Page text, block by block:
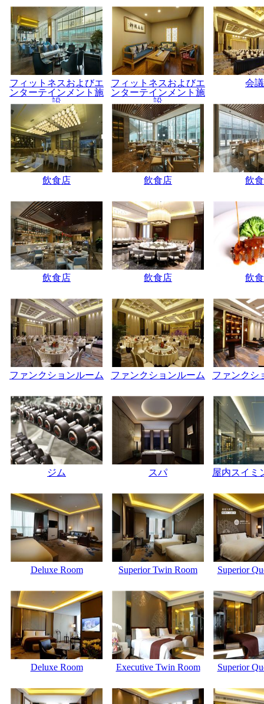
フィットネスおよびエ
ンターテインメント施
設
フィットネスおよびエ
ンターテインメント施
設
会
飲食店 飲食店 飲
飲食店 飲食店 飲
ファンクションルーム ファンクションルーム ファンクシ
ジム スパ 屋内スイミ
Deluxe Room Superior Twin Room Superior
Deluxe Room Executive Twin Room Superior